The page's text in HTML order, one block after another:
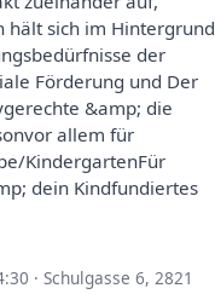
hält sich im Hintergrund
der
Förderung und Der
&amp; die
allem für
KindergartenFür
dein Kindfundiertes
· Schulgasse 6, 2821